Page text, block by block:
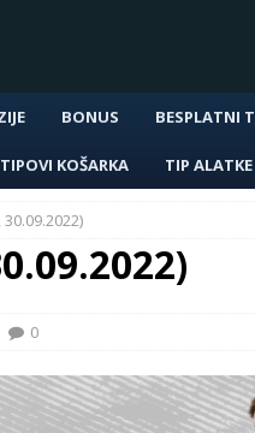
BONUS BESPLATNI
TIPOVI KOŠARKA TIP ALATKE
0